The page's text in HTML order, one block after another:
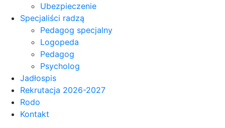
Ubezpieczenie
Specjaliści radzą
Pedagog specjalny
Logopeda
Pedagog
Psycholog
Jadłospis
Rekrutacja 2026-2027
Rodo
Kontakt